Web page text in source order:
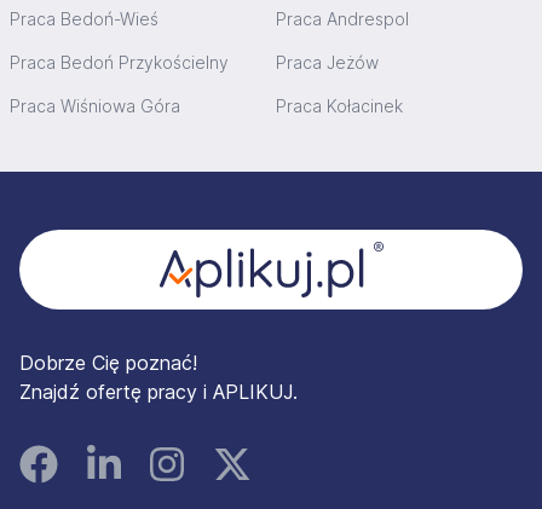
Praca Bedoń-Wieś Praca Andrespol
Praca Bedoń Przykościelny Praca Jeżów
Praca Wiśniowa Góra Praca Kołacinek
Dobrze Cię poznać!
Znajdź ofertę pracy i APLIKUJ.
FacebookLinked InInstagramInstagram